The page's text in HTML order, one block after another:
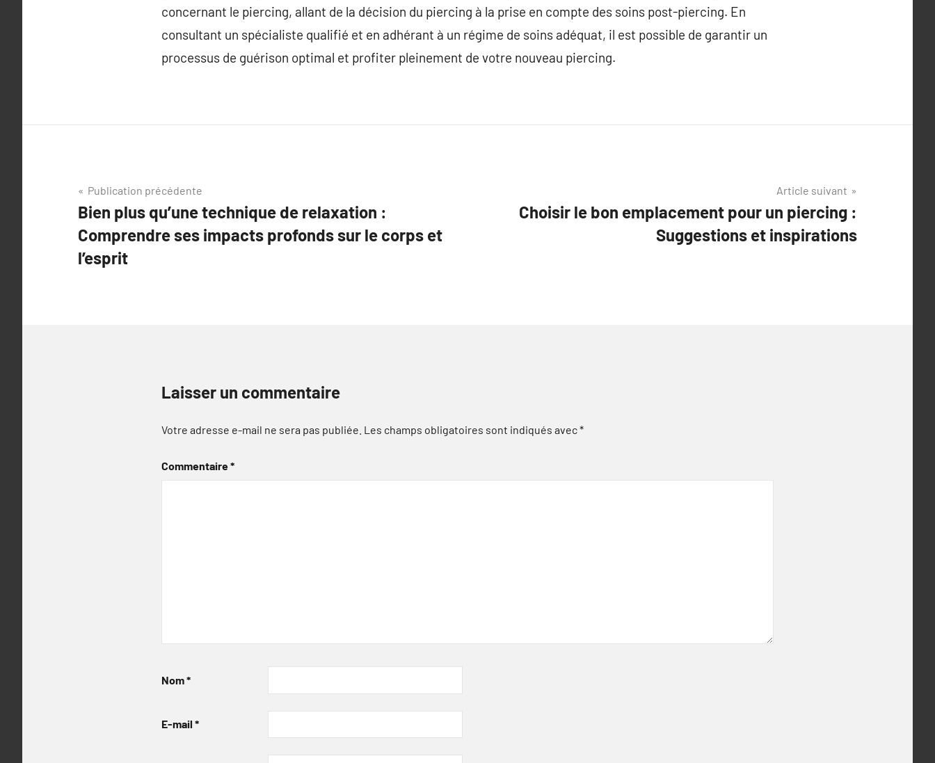
concernant le piercing, allant de la décision du piercing à la prise en compte des soins post-piercing. En
consultant un spécialiste qualifié et en adhérant à un régime de soins adéquat, il est possible de garantir un
processus de guérison optimal et profiter pleinement de votre nouveau piercing.
Navigation
de
l’article
Publication précédente
Bien plus qu’une technique de relaxation :
Comprendre ses impacts profonds sur le corps et
l’esprit
Article suivant
Choisir le bon emplacement pour un piercing :
Suggestions et inspirations
Laisser un commentaire
Votre adresse e-mail ne sera pas publiée. Les champs obligatoires sont indiqués avec*
Commentaire*
Nom*
E-mail *